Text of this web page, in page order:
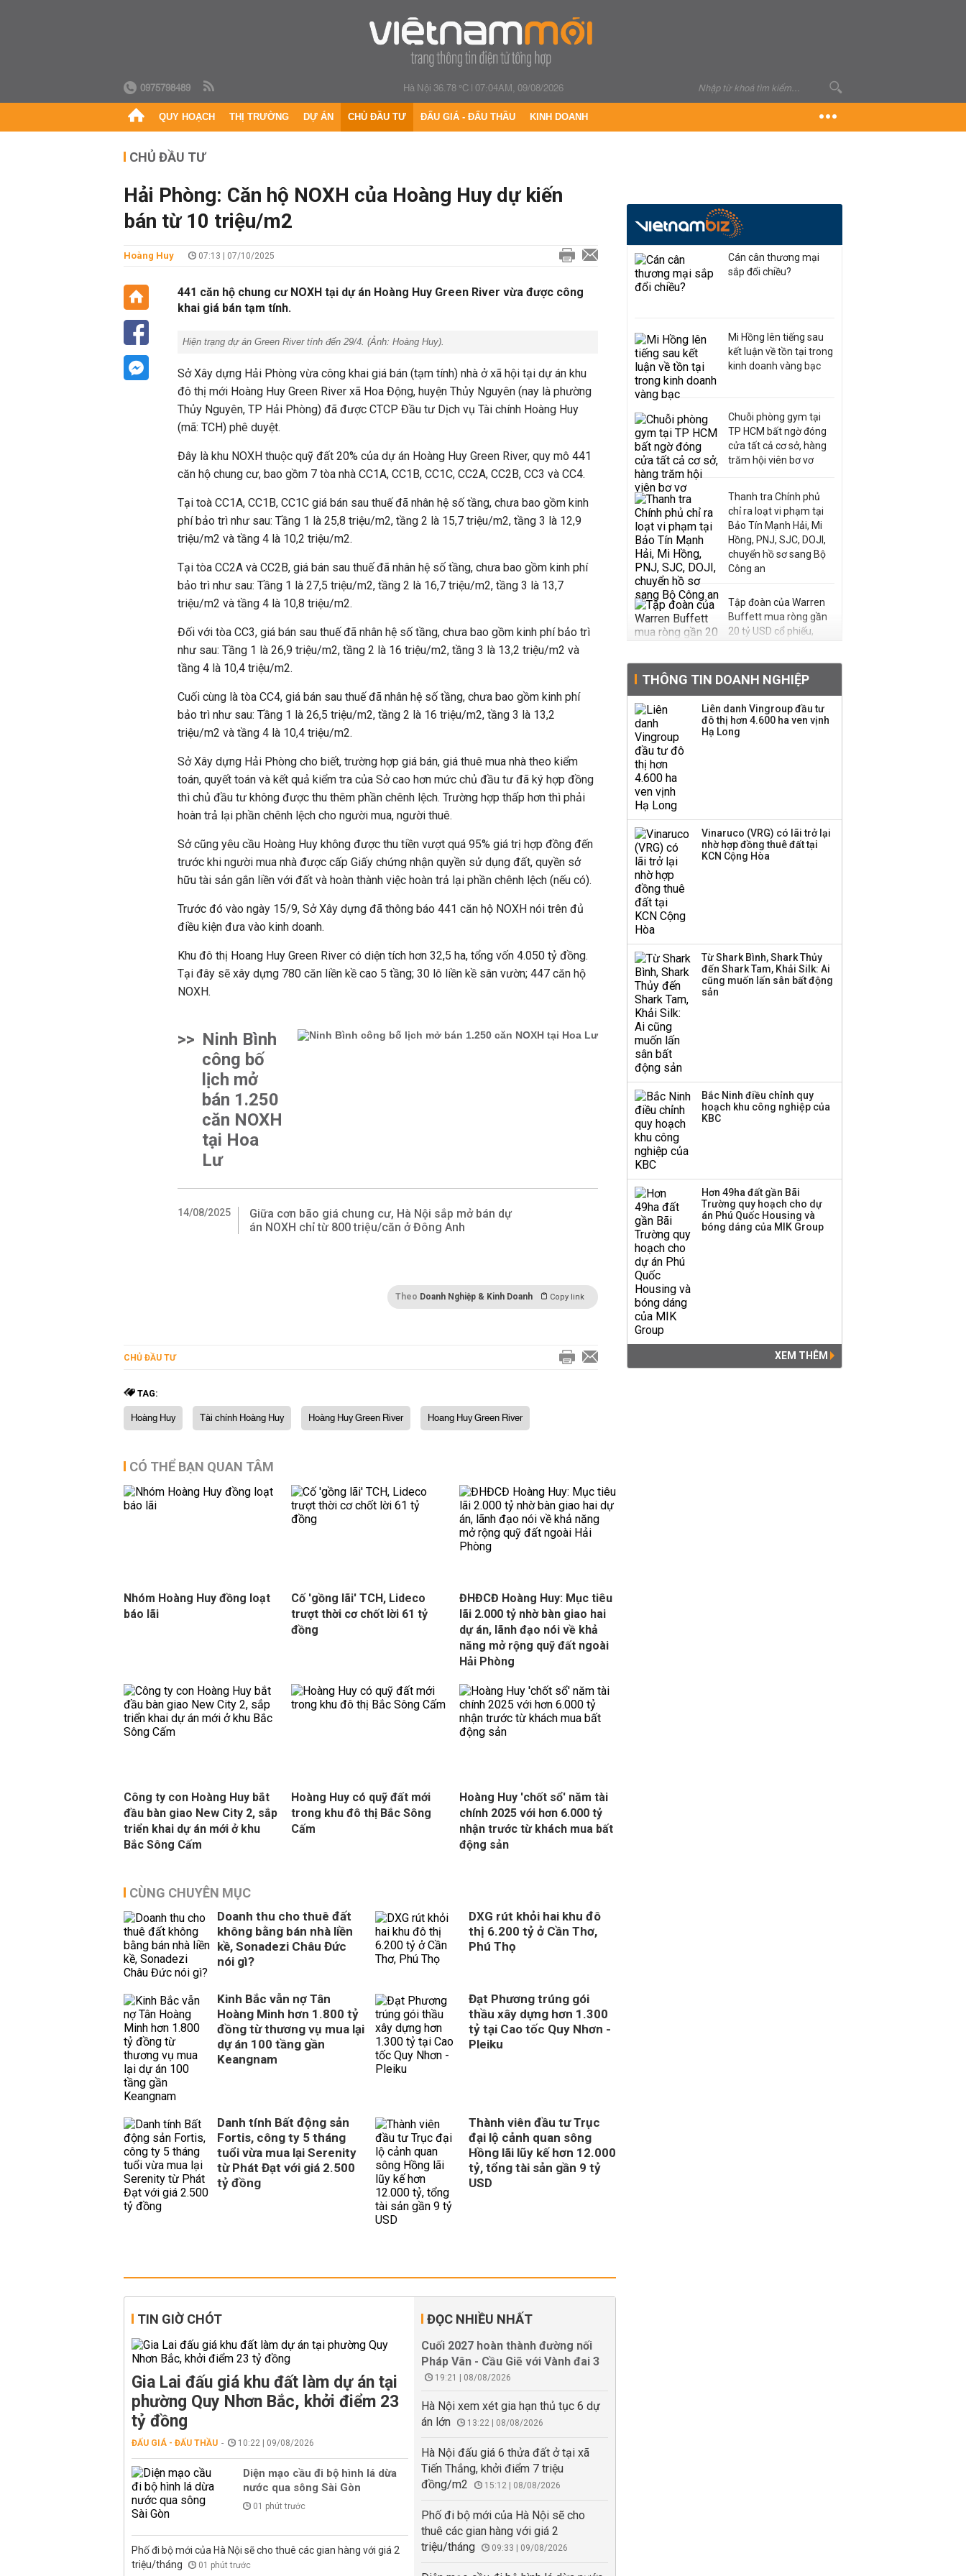
0975798489 Hà Nội 36.78 °C|07:04AM, 09/08/2026
QUY HOẠCH THỊ TRƯỜNG DỰ ÁN CHỦ ĐẦU TƯ ĐẤU GIÁ - ĐẤU THẦU KINH DOANH
CHỦ ĐẦU TƯ
Hải Phòng: Căn hộ NOXH của Hoàng Huy dự kiến
bán từ 10 triệu/m2
Hoàng Huy 07:13 | 07/10/2025
441 căn hộ chung cư NOXH tại dự án Hoàng Huy Green River vừa được công
khai giá bán tạm tính.
Hiện trạng dự án Green River tính đến 29/4. (Ảnh: Hoàng Huy).
Sở Xây dựng Hải Phòng vừa công khai giá bán (tạm tính) nhà ở xã hội tại dự án khu
đô thị mới Hoàng Huy Green River xã Hoa Động, huyện Thủy Nguyên (nay là phường
Thủy Nguyên, TP Hải Phòng) đã được CTCP Đầu tư Dịch vụ Tài chính Hoàng Huy
(mã: TCH) phê duyệt.
Đây là khu NOXH thuộc quỹ đất 20% của dự án Hoàng Huy Green River, quy mô 441
căn hộ chung cư, bao gồm 7 tòa nhà CC1A, CC1B, CC1C, CC2A, CC2B, CC3 và CC4.
Tại toà CC1A, CC1B, CC1C giá bán sau thuế đã nhân hệ số tầng, chưa bao gồm kinh
phí bảo trì như sau: Tầng 1 là 25,8 triệu/m2, tầng 2 là 15,7 triệu/m2, tầng 3 là 12,9
triệu/m2 và tầng 4 là 10,2 triệu/m2.
Tại tòa CC2A và CC2B, giá bán sau thuế đã nhân hệ số tầng, chưa bao gồm kinh phí
bảo trì như sau: Tầng 1 là 27,5 triệu/m2, tầng 2 là 16,7 triệu/m2, tầng 3 là 13,7
triệu/m2 và tầng 4 là 10,8 triệu/m2.
Đối với tòa CC3, giá bán sau thuế đã nhân hệ số tầng, chưa bao gồm kinh phí bảo trì
như sau: Tầng 1 là 26,9 triệu/m2, tầng 2 là 16 triệu/m2, tầng 3 là 13,2 triệu/m2 và
tầng 4 là 10,4 triệu/m2.
Cuối cùng là tòa CC4, giá bán sau thuế đã nhân hệ số tầng, chưa bao gồm kinh phí
bảo trì như sau: Tầng 1 là 26,5 triệu/m2, tầng 2 là 16 triệu/m2, tầng 3 là 13,2
triệu/m2 và tầng 4 là 10,4 triệu/m2.
Sở Xây dựng Hải Phòng cho biết, trường hợp giá bán, giá thuê mua nhà theo kiểm
toán, quyết toán và kết quả kiểm tra của Sở cao hơn mức chủ đầu tư đã ký hợp đồng
thì chủ đầu tư không được thu thêm phần chênh lệch. Trường hợp thấp hơn thì phải
hoàn trả lại phần chênh lệch cho người mua, người thuê.
Sở cũng yêu cầu Hoàng Huy không được thu tiền vượt quá 95% giá trị hợp đồng đến
trước khi người mua nhà được cấp Giấy chứng nhận quyền sử dụng đất, quyền sở
hữu tài sản gắn liền với đất và hoàn thành việc hoàn trả lại phần chênh lệch (nếu có).
Trước đó vào ngày 15/9, Sở Xây dựng đã thông báo 441 căn hộ NOXH nói trên đủ
điều kiện đưa vào kinh doanh.
Khu đô thị Hoang Huy Green River có diện tích hơn 32,5 ha, tổng vốn 4.050 tỷ đồng.
Tại đây sẽ xây dựng 780 căn liền kề cao 5 tầng; 30 lô liền kề sân vườn; 447 căn hộ
NOXH.
>> Ninh Bình
công bố
lịch mở
bán 1.250
căn NOXH
tại Hoa
Lư
14/08/2025
Giữa cơn bão giá chung cư, Hà Nội sắp mở bán dự
án NOXH chỉ từ 800 triệu/căn ở Đông Anh
Theo Doanh Nghiệp & Kinh Doanh Copy link
CHỦ ĐẦU TƯ
TAG:
Hoàng Huy Tài chính Hoàng Huy Hoàng Huy Green River Hoang Huy Green River
CÓ THỂ BẠN QUAN TÂM
Nhóm Hoàng Huy đồng loạt
báo lãi
Cố 'gồng lãi' TCH, Lideco
trượt thời cơ chốt lời 61 tỷ
đồng
ĐHĐCĐ Hoàng Huy: Mục tiêu
lãi 2.000 tỷ nhờ bàn giao hai
dự án, lãnh đạo nói về khả
năng mở rộng quỹ đất ngoài
Hải Phòng
Công ty con Hoàng Huy bắt
đầu bàn giao New City 2, sắp
triển khai dự án mới ở khu
Bắc Sông Cấm
Hoàng Huy có quỹ đất mới
trong khu đô thị Bắc Sông
Cấm
Hoàng Huy 'chốt sổ' năm tài
chính 2025 với hơn 6.000 tỷ
nhận trước từ khách mua bất
động sản
CÙNG CHUYÊN MỤC
Doanh thu cho thuê đất
không bằng bán nhà liền
kề, Sonadezi Châu Đức
nói gì?
DXG rút khỏi hai khu đô
thị 6.200 tỷ ở Cần Thơ,
Phú Thọ
Kinh Bắc vẫn nợ Tân
Hoàng Minh hơn 1.800 tỷ
đồng từ thương vụ mua lại
dự án 100 tầng gần
Keangnam
Đạt Phương trúng gói
thầu xây dựng hơn 1.300
tỷ tại Cao tốc Quy Nhơn -
Pleiku
Danh tính Bất động sản
Fortis, công ty 5 tháng
tuổi vừa mua lại Serenity
từ Phát Đạt với giá 2.500
tỷ đồng
Thành viên đầu tư Trục
đại lộ cảnh quan sông
Hồng lãi lũy kế hơn 12.000
tỷ, tổng tài sản gần 9 tỷ
USD
TIN GIỜ CHÓT
Gia Lai đấu giá khu đất làm dự án tại
phường Quy Nhơn Bắc, khởi điểm 23
tỷ đồng
ĐẤU GIÁ - ĐẤU THẦU 10:22 | 09/08/2026
Diện mạo cầu đi bộ hình lá dừa
nước qua sông Sài Gòn
01 phút trước
Phố đi bộ mới của Hà Nội sẽ cho thuê các gian hàng với giá 2
triệu/tháng
01 phút trước
ĐỌC NHIỀU NHẤT
Cuối 2027 hoàn thành đường nối
Pháp Vân - Cầu Giẽ với Vành đai 3
19:21 | 08/08/2026
Hà Nội xem xét gia hạn thủ tục 6 dự
án lớn
13:22 | 08/08/2026
Hà Nội đấu giá 6 thửa đất ở tại xã
Tiến Thắng, khởi điểm 7 triệu
đồng/m2
15:12 | 08/08/2026
Phố đi bộ mới của Hà Nội sẽ cho
thuê các gian hàng với giá 2
triệu/tháng
09:33 | 09/08/2026
Cán cân thương mại
sắp đổi chiều?
Mi Hồng lên tiếng sau
kết luận về tồn tại trong
kinh doanh vàng bạc
Chuỗi phòng gym tại
TP HCM bất ngờ đóng
cửa tất cả cơ sở, hàng
trăm hội viên bơ vơ
Thanh tra Chính phủ
chỉ ra loạt vi phạm tại
Bảo Tín Mạnh Hải, Mi
Hồng, PNJ, SJC, DOJI,
chuyển hồ sơ sang Bộ
Công an
Tập đoàn của Warren
Buffett mua ròng gần
20 tỷ USD cổ phiếu,
Thanh tra Chính phủ đề
nghị sớm cấp phép
nhập khẩu, sản xuất
vàng miếng cho doanh
TOP 10 ngân hàng lãi
Bảng giá vàng hôm nay
9/8 vàng SJC và nhẫn
THÔNG TIN DOANH NGHIỆP
Liên danh Vingroup đầu tư
đô thị hơn 4.600 ha ven vịnh
Hạ Long
Vinaruco (VRG) có lãi trở lại
nhờ hợp đồng thuê đất tại
KCN Cộng Hòa
Từ Shark Bình, Shark Thủy
đến Shark Tam, Khải Silk: Ai
cũng muốn lấn sân bất động
sản
Bắc Ninh điều chỉnh quy
hoạch khu công nghiệp của
KBC
Hơn 49ha đất gần Bãi
Trường quy hoạch cho dự
án Phú Quốc Housing và
bóng dáng của MIK Group
XEM THÊM